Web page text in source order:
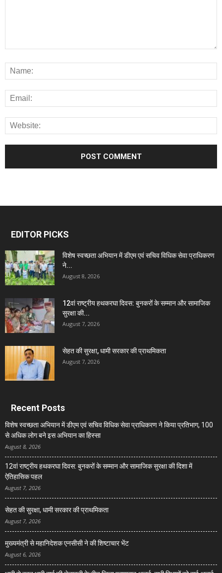
EDITOR PICKS
विशेष स्वच्छता अभियान में डीएम एवं सचिव विधिक सेवा प्राधिकरण
ने...
August 8, 2026
12वां राष्ट्रीय हथकरघा दिवस: बुनकरों के सम्मान और सामाजिक
सुरक्षा की...
August 7, 2026
सेहत की सुरक्षा, धामी सरकार की प्राथमिकता
August 7, 2026
Recent Posts
विशेष स्वच्छता अभियान में डीएम एवं सचिव विधिक सेवा प्राधिकरण ने किया प्रतिभाग, 100
से अधिक लोग बने इस अभियान का हिस्सा
August 8, 2026
12वां राष्ट्रीय हथकरघा दिवस: बुनकरों के सम्मान और सामाजिक सुरक्षा की दिशा में
ऐतिहासिक पहल
August 7, 2026
सेहत की सुरक्षा, धामी सरकार की प्राथमिकता
August 7, 2026
मुख्यमंत्री से महानिदेशक एनसीसी ने की शिष्टाचार भेंट
August 6, 2026